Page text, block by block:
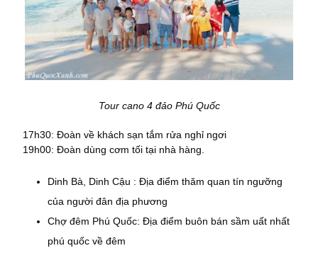
Tour cano 4 đảo Phú Quốc
17h30: Đoàn về khách sạn tắm rửa nghỉ ngơi
19h00: Đoàn dùng cơm tối tại nhà hàng.
Dinh Bà, Dinh Cậu : Địa điểm thăm quan tín ngưỡng
của người đân địa phương
Chợ đêm Phú Quốc: Địa điểm buôn bán sầm uất nhất
phú quốc về đêm